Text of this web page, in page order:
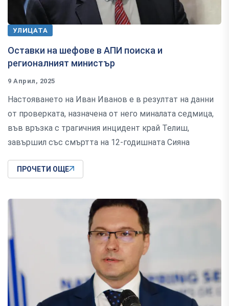
УЛИЦАТА
Оставки на шефове в АПИ поиска и
регионалният министър
9 Април, 2025
Настояването на Иван Иванов е в резултат на данни
от проверката, назначена от него миналата седмица,
във връзка с трагичния инцидент край Телиш,
завършил със смъртта на 12-годишната Сияна
ПРОЧЕТИ ОЩЕ